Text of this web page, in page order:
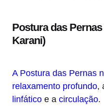
Postura das
Karani)
A Postura das Pernas
relaxamento profundo,
linfático e a circulação.